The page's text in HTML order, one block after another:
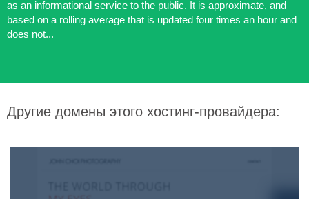
as an informational service to the public. It is approximate, and
based on a rolling average that is updated four times an hour and
does not...
Другие домены этого хостинг-провайдера: